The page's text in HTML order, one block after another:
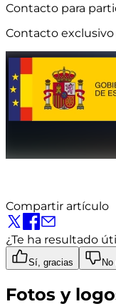
Contacto para
Contacto exclusivo
Compartir artículo
¿Te ha resultado
Sí, gracias No
Fotos y